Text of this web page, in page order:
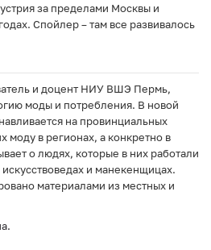
за пределами Москвы и
Спойлер – там все развивалось
и доцент НИУ ВШЭ Пермь,
моды и потребления. В новой
на провинциальных
моду в регионах, а конкретно в
о людях, которые в них работали
и манекенщицах.
материалами из местных и